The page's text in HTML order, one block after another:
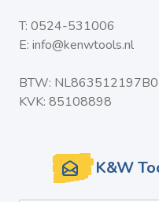
T: 0524-531006
E: info@kenwtools.nl
BTW:
KVK: 85108898
K&W